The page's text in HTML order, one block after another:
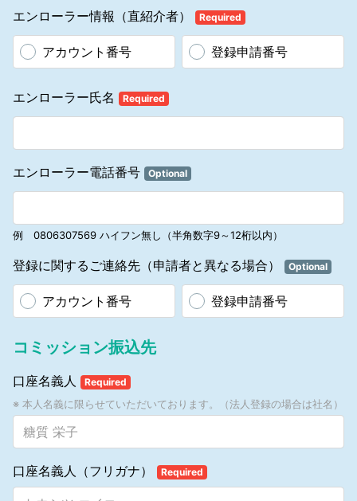
グ」「登録＆報酬プランガイドブック」をいいます。）を受け取った
日、または初回購入製品を受領した日のいずれか遅い方の日付から開
始されます。
1.7.4 初回登録から12カ月以内のアソシエートは、上記1.7.3に定める
20日間のクーリング・オフ期間が過ぎた後であっても、当社がクーリ
条件のもとで返品を要求することができます。①製品購入後、90日
を経過していないこと。②未使用で再販可能な状態であること。③
1.7.5 アソシエートが20日間のクーリング・オフ期間後に、当社に返
品する場合、その送料はアソシエートの負担になります。
システムから完全に抹消され利用できなくなります。抹消は、定期的
入の再開を希望する場合は新規登録が必要となります。
る規約
2.1 アソシエートによる広告
ネスなどマナテックに関わるすべての広告を行うことを禁止します。
2.1.2 当社はアソシエートが独自の広告宣伝媒体を製作することを禁
止します。当社はアソシエートが利用することを目的とした広告宣伝
媒体を提供します。当社が提供した広告宣伝媒体は改変しない状態で
使用しなければなりません。当社が提供した広告宣伝媒体であって
も、過去に作成され現在は使用されていない媒体の使用は禁止しま
す。
2.2 削除
2.3 削除
2.4 電話応答
エンローラー情報（直紹介者） Required
アカウント番号 登録申請番号
エンローラー氏名 Required
エンローラー電話番号 Optional
例 0806307569 ハイフン無し（半角数字9～12桁以内）
登録に関するご連絡先（申請者と異なる場合） Optional
アカウント番号 登録申請番号
コミッション振込先
口座名義人 Required
※ 本人名義に限らせていただいております。（法人登録の場合は社名）
口座名義人（フリガナ） Required